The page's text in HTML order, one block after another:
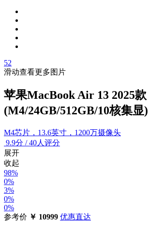
52
滑动查看更多图片
苹果MacBook Air 13 2025款
(M4/24GB/512GB/10核集显)
M4芯片，13.6英寸，1200万摄像头
9.9分 /40人评分
展开
收起
98%
0%
3%
0%
0%
参考价 ￥ 10999 优惠直达